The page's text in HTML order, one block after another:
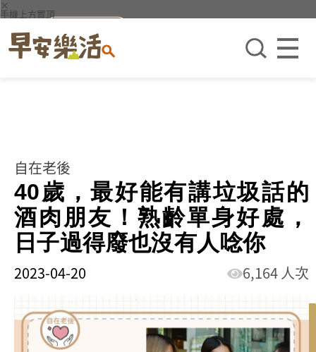
×
手機上方置頂
自在老後
40歲，最好能有講垃圾話的
酒肉朋友！熟齡單身好處，
日子過得廢也沒有人唸你
2023-04-20 6,164 人次